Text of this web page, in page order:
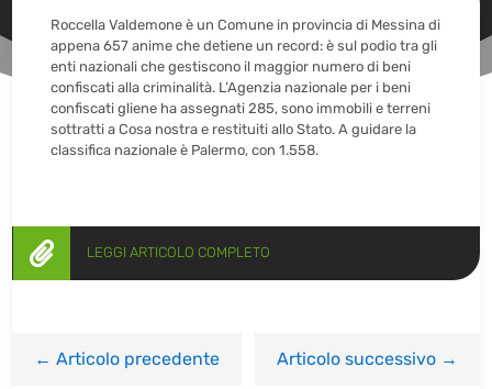
Roccella Valdemone è un Comune in provincia di Messina di
appena 657 anime che detiene un record: è sul podio tra gli
enti nazionali che gestiscono il maggior numero di beni
confiscati alla criminalità. L’Agenzia nazionale per i beni
confiscati gliene ha assegnati 285, sono immobili e terreni
sottratti a Cosa nostra e restituiti allo Stato. A guidare la
classifica nazionale è Palermo, con 1.558.
 LEGGI ARTICOLO COMPLETO
←Articolo precedente Articolo successivo→